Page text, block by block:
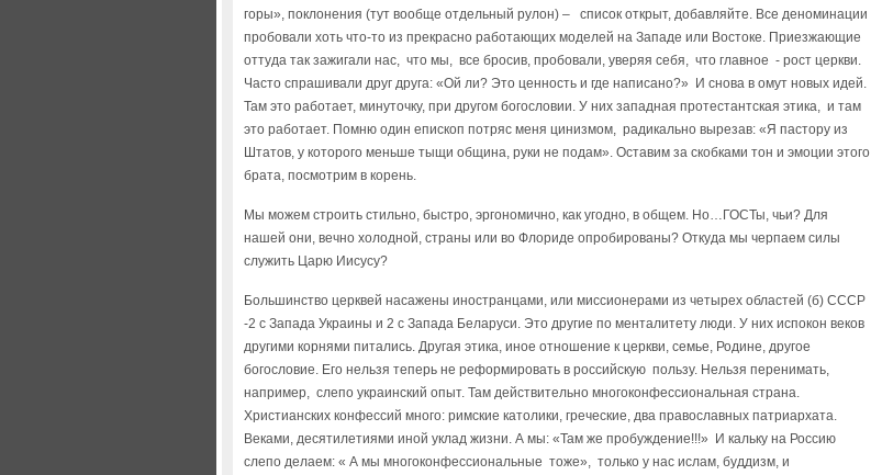
горы», поклонения (тут вообще отдельный рулон) – список открыт, добавляйте. Все деноминации
пробовали хоть что-то из прекрасно работающих моделей на Западе или Востоке. Приезжающие
оттуда так зажигали нас, что мы, все бросив, пробовали, уверяя себя, что главное - рост церкви.
Часто спрашивали друг друга: «Ой ли? Это ценность и где написано?» И снова в омут новых идей.
Там это работает, минуточку, при другом богословии. У них западная протестантская этика, и там
это работает. Помню один епископ потряс меня цинизмом, радикально вырезав: «Я пастору из
Штатов, у которого меньше тыщи община, руки не подам». Оставим за скобками тон и эмоции этого
брата, посмотрим в корень.
Мы можем строить стильно, быстро, эргономично, как угодно, в общем. Но…ГОСТы, чьи? Для
нашей они, вечно холодной, страны или во Флориде опробированы? Откуда мы черпаем силы
служить Царю Иисусу?
Большинство церквей насажены иностранцами, или миссионерами из четырех областей (б) СССР
-2 с Запада Украины и 2 с Запада Беларуси. Это другие по менталитету люди. У них испокон веков
другими корнями питались. Другая этика, иное отношение к церкви, семье, Родине, другое
богословие. Его нельзя теперь не реформировать в российскую пользу. Нельзя перенимать,
например, слепо украинский опыт. Там действительно многоконфессиональная страна.
Христианских конфессий много: римские католики, греческие, два православных патриархата.
Веками, десятилетиями иной уклад жизни. А мы: «Там же пробуждение!!!» И кальку на Россию
слепо делаем: « А мы многоконфессиональные тоже», только у нас ислам, буддизм, и